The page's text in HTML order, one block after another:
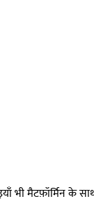
मैटफ़ॉर्मिन के